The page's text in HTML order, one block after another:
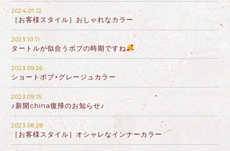
2024.01.12
［お客様スタイル］おしゃれなカラー
2023.10.11
タートルが似合うボブの時期ですね
2023.09.26
ショートボブ×グレージュカラー
2023.09.15
♪新開china復帰のお知らせ♪
2023.08.28
［お客様スタイル］オシャレなインナーカラー